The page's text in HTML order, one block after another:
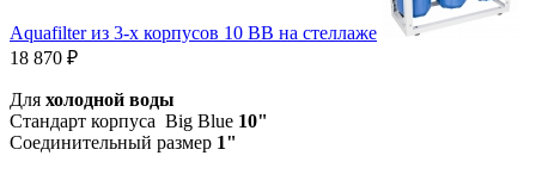
Aquafilter из 3-х корпусов 10 BB на стеллаже
18 870 ₽
Для холодной воды
Стандарт корпуса Big Blue 10"
Соединительный размер 1"